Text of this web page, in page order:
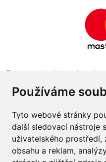
Používáme
Tyto webové stránky
další sledovací nástroje
uživatelského prostředí,
obsahu a reklam,
Tento projekt byl realizován
obchodu v programu